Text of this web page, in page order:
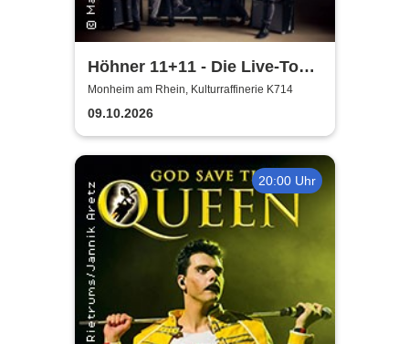
Höhner 11+11 - Die Live-Tour
2025/26
Monheim am Rhein, Kulturraffinerie K714
09.10.2026
20:00 Uhr